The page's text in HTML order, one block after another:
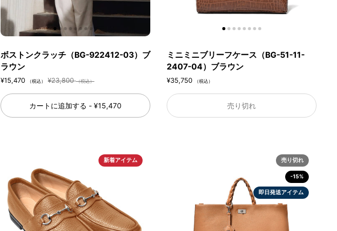
ボストンクラッチ（BG-922412-03）ブ
ラウン
¥15,470 （税込） ¥23,800（税込）
カートに追加する - ¥15,470
ミニミニブリーフケース（BG-51-11-
2407-04）ブラウン
¥35,750 （税込）
売り切れ
新着アイテム 売り切れ
-15%
即日発送アイテム